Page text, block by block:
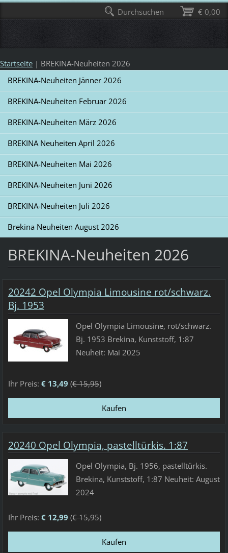
Startseite | BREKINA-Neuheiten 2026
BREKINA-Neuheiten Jänner 2026
BREKINA-Neuheiten Februar 2026
BREKINA-Neuheiten März 2026
BREKINA Neuheiten April 2026
BREKINA-Neuheiten Mai 2026
BREKINA-Neuheiten Juni 2026
BREKINA-Neuheiten Juli 2026
Brekina Neuheiten August 2026
BREKINA-Neuheiten 2026
20242 Opel Olympia Limousine rot/schwarz.
Bj. 1953
Opel Olympia Limousine, rot/schwarz.
Bj. 1953 Brekina, Kunststoff, 1:87
Neuheit: Mai 2025
Ihr Preis: € 13,49 (€ 15,95)
20240 Opel Olympia, pastelltürkis. 1:87
Opel Olympia, Bj. 1956, pastelltürkis.
Brekina, Kunststoff, 1:87 Neuheit: August
2024
Ihr Preis: € 12,99 (€ 15,95)
€ 0,00
Durchsuchen